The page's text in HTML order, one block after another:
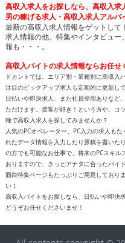
高収入求人をお探しなら、高収入求
男の稼げる求人・高収入求人アルバ
最新の高収入求人情報をゲットして
求人情報の他、特集やインタビュ
報も・・・。
高収入バイトの求人情報ならお任せ
ドカントでは、エリア別・業種別に高収入
注目のピックアップ求人も定期的に更新し
日払いや即決求人、また社員登用ありなど
ただけます。接客が好き！という方や、コ
種で高収入求人を探してみませんか？
人気のPCオペレーター、PC入力の求人も
れたデータ情報を入力したり原稿を書いた
の方でも可能なお仕事で、将来のPCスキ
おりますので、きっとアナタに合ったバイ
面白特集ページもたっぷりご用意しており
い！
高収入バイトをお探しなら、日払いや即決
どうぞお任せくださいませ！